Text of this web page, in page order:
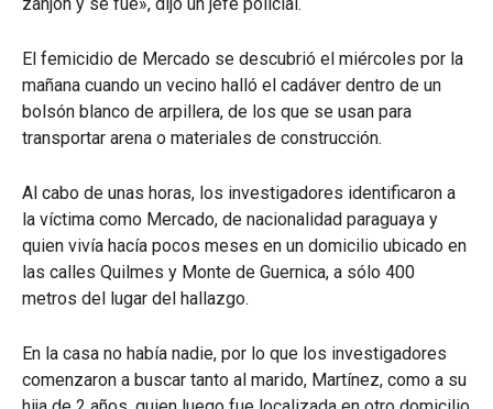
El femicidio de Mercado se descubrió el miércoles por la
mañana cuando un vecino halló el cadáver dentro de un
bolsón blanco de arpillera, de los que se usan para
transportar arena o materiales de construcción.
Al cabo de unas horas, los investigadores identificaron a
la víctima como Mercado, de nacionalidad paraguaya y
quien vivía hacía pocos meses en un domicilio ubicado en
las calles Quilmes y Monte de Guernica, a sólo 400
metros del lugar del hallazgo.
En la casa no había nadie, por lo que los investigadores
comenzaron a buscar tanto al marido, Martínez, como a su